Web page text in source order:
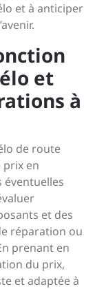
et à anticiper
et
à
de route
prix en
éventuelles
et des
réparation ou
prenant en
du prix,
et adaptée à